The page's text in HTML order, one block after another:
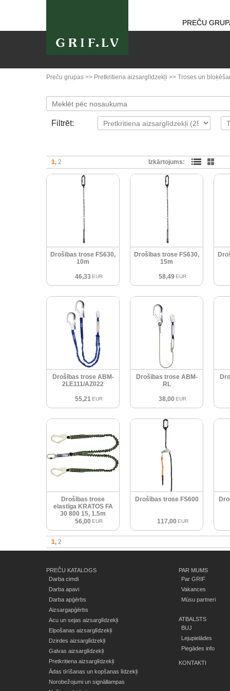
PREČU
Preču grupas >> Pretkritiena aizsarglīdzekļi >> Troses un
Filtrēt:
1 2 Izkārtojums:
Drošības trose FS630,
10m
46,33 EUR
Drošības trose FS630,
15m
58,49 EUR
Drošības trose ABM-
2LE111/AZ022
55,21 EUR
Drošības trose ABM-
RL
38,00 EUR
Drošības trose
elastīga KRATOS FA
30 800 15, 1.5m
56,00 EUR
Drošības trose FS600
117,00 EUR
1 2
PREČU KATALOGS
Darba cimdi
Darba apavi
Darba apģērbs
Aizsargapģērbs
Acu un sejas aizsarglīdzekļi
Elpošanas aizsarglīdzekļi
Dzirdes aizsarglīdzekļi
Galvas aizsarglīdzekļi
Pretkritiena aizsarglīdzekļi
Ādas tīrīšanas un kopšanas līdzekļi
Norobežojumi un signāllampas
PAR MUMS
Par GRIF
Vakances
Mūsu partneri
ATBALSTS
BUJ
Lejupielādes
Piegādes info
KONTAKTI